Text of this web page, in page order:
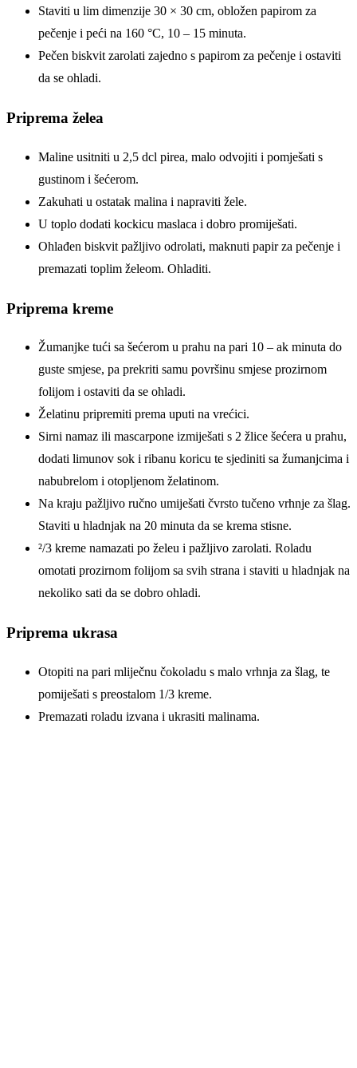
Staviti u lim dimenzije 30 × 30 cm, obložen papirom za
pečenje i peći na 160 °C, 10 – 15 minuta.
Pečen biskvit zarolati zajedno s papirom za pečenje i ostaviti
da se ohladi.
Priprema želea
Maline usitniti u 2,5 dcl pirea, malo odvojiti i pomješati s
gustinom i šećerom.
Zakuhati u ostatak malina i napraviti žele.
U toplo dodati kockicu maslaca i dobro promiješati.
Ohlađen biskvit pažljivo odrolati, maknuti papir za pečenje i
premazati toplim želeom. Ohladiti.
Priprema kreme
Žumanjke tući sa šećerom u prahu na pari 10 – ak minuta do
guste smjese, pa prekriti samu površinu smjese prozirnom
folijom i ostaviti da se ohladi.
Želatinu pripremiti prema uputi na vrećici.
Sirni namaz ili mascarpone izmiješati s 2 žlice šećera u prahu,
dodati limunov sok i ribanu koricu te sjediniti sa žumanjcima i
nabubrelom i otopljenom želatinom.
Na kraju pažljivo ručno umiješati čvrsto tučeno vrhnje za šlag.
Staviti u hladnjak na 20 minuta da se krema stisne.
²/3 kreme namazati po želeu i pažljivo zarolati. Roladu
omotati prozirnom folijom sa svih strana i staviti u hladnjak na
nekoliko sati da se dobro ohladi.
Priprema ukrasa
Otopiti na pari mliječnu čokoladu s malo vrhnja za šlag, te
pomiješati s preostalom 1/3 kreme.
Premazati roladu izvana i ukrasiti malinama.